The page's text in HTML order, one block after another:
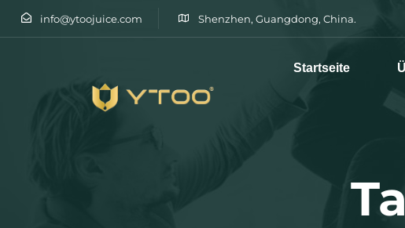
info@ytoojuice.com Shenzhen, Guangdong, China.
Tippen Sie und drücken Sie die Eingabetaste
Startseite